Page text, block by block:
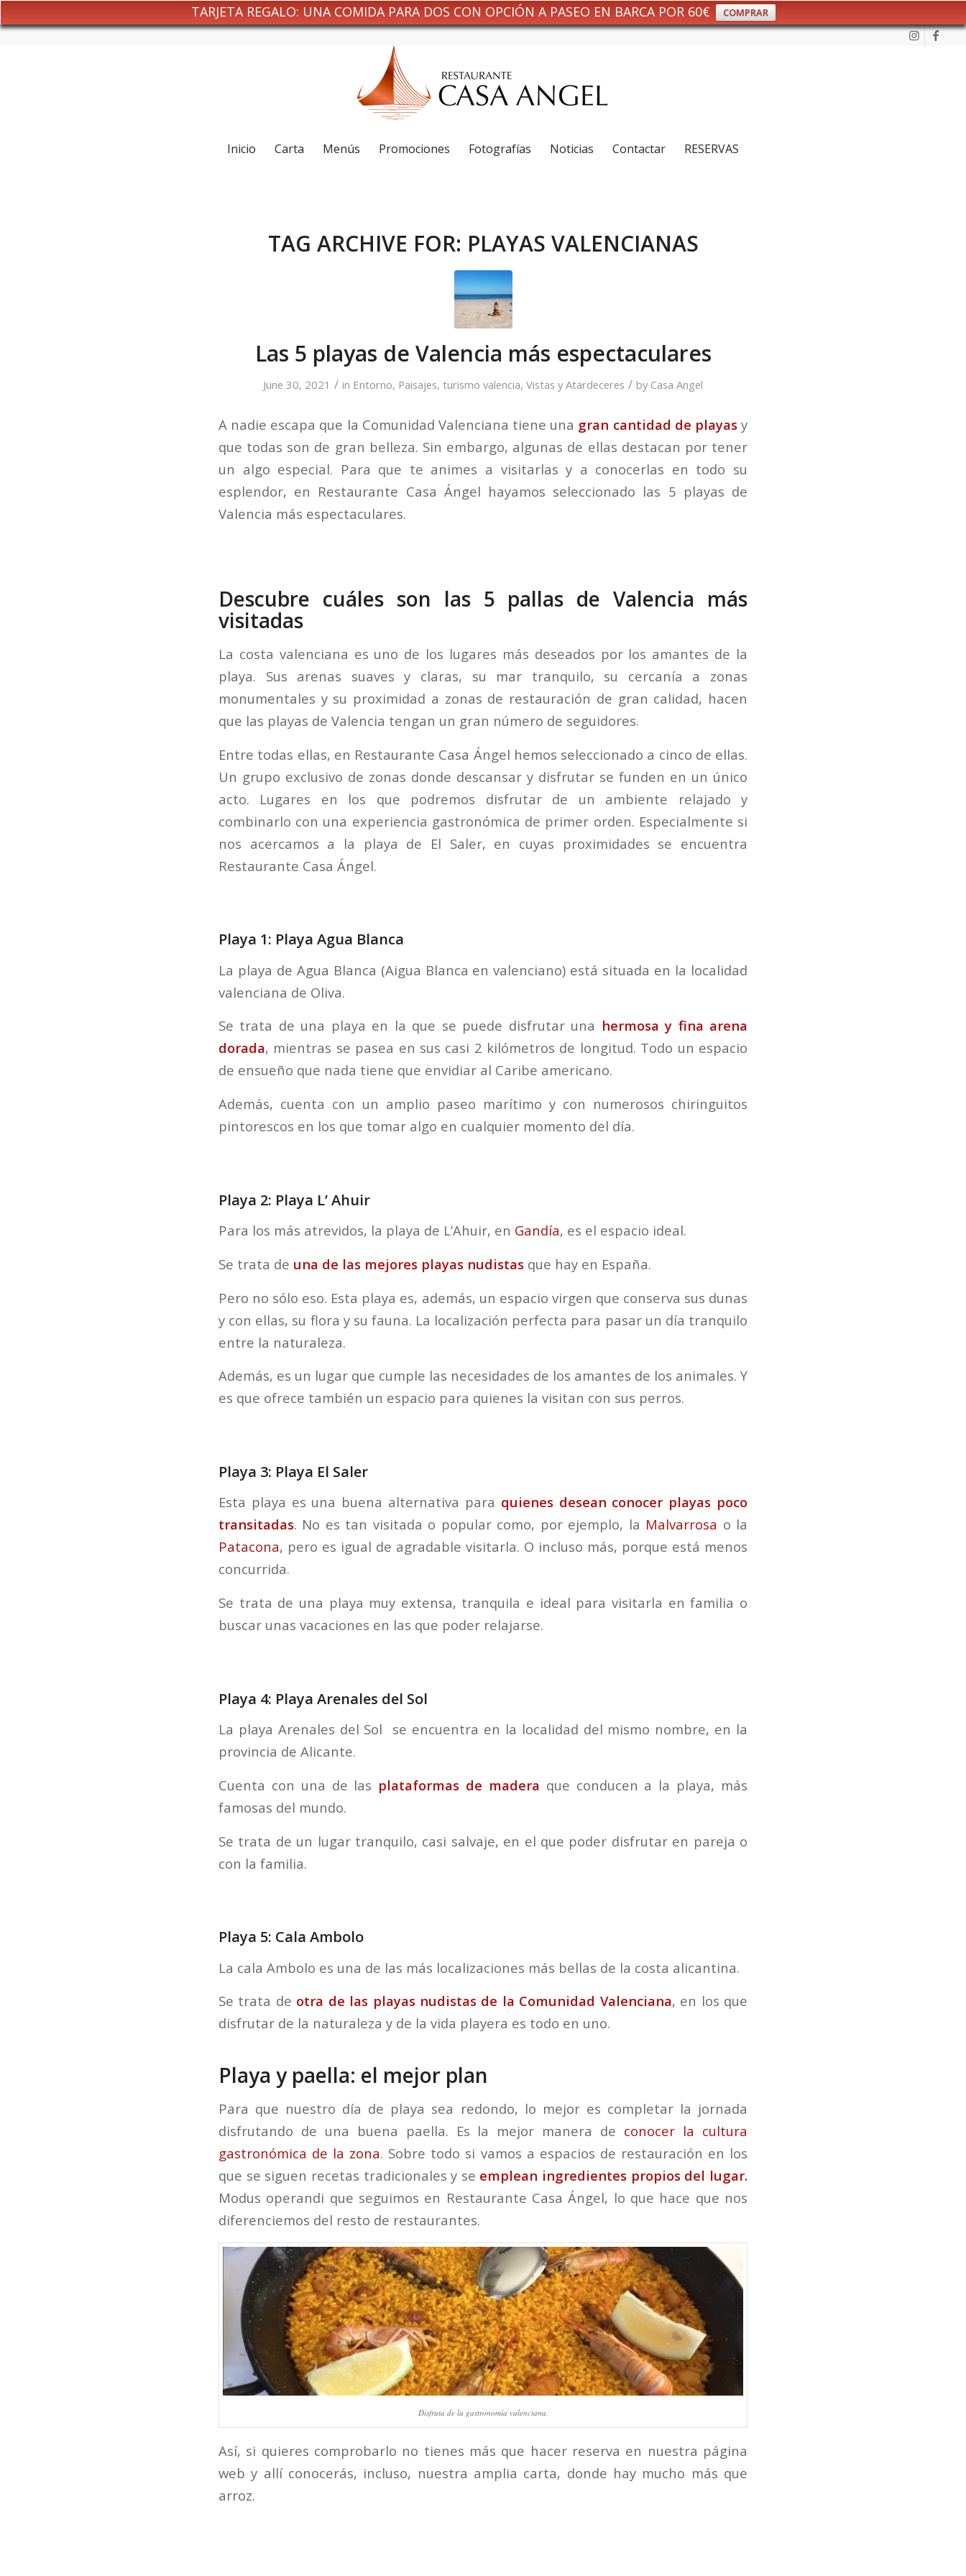
TARJETA REGALO: UNA COMIDA PARA DOS CON OPCIÓN A PASEO EN BARCA POR 60€ COMPRAR
Inicio Carta Menús Promociones Fotografías Noticias Contactar RESERVAS
TAG ARCHIVE FOR: PLAYAS VALENCIANAS
Las 5 playas de Valencia más espectaculares
June 30, 2021 / in Entorno, Paisajes, turismo valencia, Vistas y Atardeceres / by Casa Angel
A nadie escapa que la Comunidad Valenciana tiene una gran cantidad de playasy
que todas son de gran belleza. Sin embargo, algunas de ellas destacan por tener
un algo especial. Para que te animes a visitarlas y a conocerlas en todo su
esplendor, en Restaurante Casa Ángel hayamos seleccionado las 5 playas de
Valencia más espectaculares.
Descubre cuáles son las 5 pallas de Valencia más
visitadas
La costa valenciana es uno de los lugares más deseados por los amantes de la
playa. Sus arenas suaves y claras, su mar tranquilo, su cercanía a zonas
monumentales y su proximidad a zonas de restauración de gran calidad, hacen
que las playas de Valencia tengan un gran número de seguidores.
Entre todas ellas, en Restaurante Casa Ángel hemos seleccionado a cinco de ellas.
Un grupo exclusivo de zonas donde descansar y disfrutar se funden en un único
acto. Lugares en los que podremos disfrutar de un ambiente relajado y
combinarlo con una experiencia gastronómica de primer orden. Especialmente si
nos acercamos a la playa de El Saler, en cuyas proximidades se encuentra
Restaurante Casa Ángel.
Playa 1: Playa Agua Blanca
La playa de Agua Blanca (Aigua Blanca en valenciano) está situada en la localidad
valenciana de Oliva.
Se trata de una playa en la que se puede disfrutar una hermosa y fina arena
dorada, mientras se pasea en sus casi 2 kilómetros de longitud. Todo un espacio
de ensueño que nada tiene que envidiar al Caribe americano.
Además, cuenta con un amplio paseo marítimo y con numerosos chiringuitos
pintorescos en los que tomar algo en cualquier momento del día.
Playa 2: Playa L’ Ahuir
Para los más atrevidos, la playa de L’Ahuir, en Gandía, es el espacio ideal.
Se trata de una de las mejores playas nudistas que hay en España.
Pero no sólo eso. Esta playa es, además, un espacio virgen que conserva sus dunas
y con ellas, su flora y su fauna. La localización perfecta para pasar un día tranquilo
entre la naturaleza.
Además, es un lugar que cumple las necesidades de los amantes de los animales. Y
es que ofrece también un espacio para quienes la visitan con sus perros.
Playa 3: Playa El Saler
Esta playa es una buena alternativa para quienes desean conocer playas poco
transitadas. No es tan visitada o popular como, por ejemplo, la Malvarrosa o la
Patacona, pero es igual de agradable visitarla. O incluso más, porque está menos
concurrida.
Se trata de una playa muy extensa, tranquila e ideal para visitarla en familia o
buscar unas vacaciones en las que poder relajarse.
Playa 4: Playa Arenales del Sol
La playa Arenales del Sol se encuentra en la localidad del mismo nombre, en la
provincia de Alicante.
Cuenta con una de las plataformas de madera que conducen a la playa, más
famosas del mundo.
Se trata de un lugar tranquilo, casi salvaje, en el que poder disfrutar en pareja o
con la familia.
Playa 5: Cala Ambolo
La cala Ambolo es una de las más localizaciones más bellas de la costa alicantina.
Se trata de otra de las playas nudistas de la Comunidad Valenciana, en los que
disfrutar de la naturaleza y de la vida playera es todo en uno.
Playa y paella: el mejor plan
Para que nuestro día de playa sea redondo, lo mejor es completar la jornada
disfrutando de una buena paella. Es la mejor manera de conocer la cultura
gastronómica de la zona. Sobre todo si vamos a espacios de restauración en los
que se siguen recetas tradicionales y se emplean ingredientes propios del lugar.
Modus operandi que seguimos en Restaurante Casa Ángel, lo que hace que nos
diferenciemos del resto de restaurantes.
Disfruta de la gastronomía valenciana.
Así, si quieres comprobarlo no tienes más que hacer reserva en nuestra página
web y allí conocerás, incluso, nuestra amplia carta, donde hay mucho más que
arroz.